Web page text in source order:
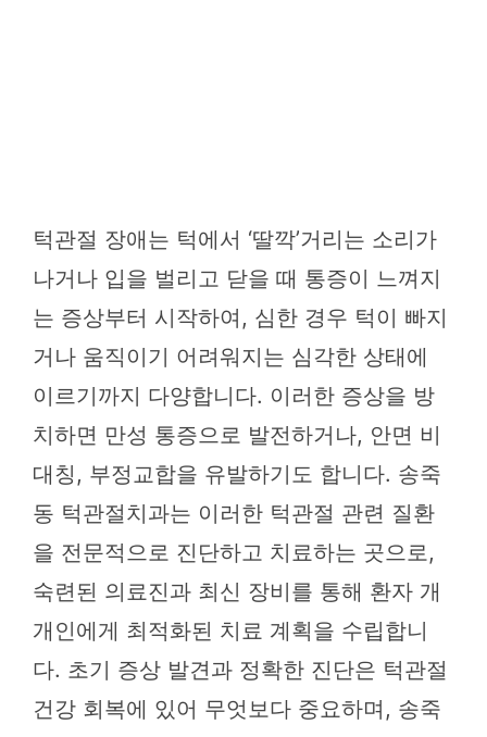
턱관절 장애는 턱에서 ‘딸깍’거리는 소리가
나거나 입을 벌리고 닫을 때 통증이 느껴지
는 증상부터 시작하여, 심한 경우 턱이 빠지
거나 움직이기 어려워지는 심각한 상태에
이르기까지 다양합니다. 이러한 증상을 방
치하면 만성 통증으로 발전하거나, 안면 비
대칭, 부정교합을 유발하기도 합니다. 송죽
동 턱관절치과는 이러한 턱관절 관련 질환
을 전문적으로 진단하고 치료하는 곳으로,
숙련된 의료진과 최신 장비를 통해 환자 개
개인에게 최적화된 치료 계획을 수립합니
다. 초기 증상 발견과 정확한 진단은 턱관절
건강 회복에 있어 무엇보다 중요하며, 송죽